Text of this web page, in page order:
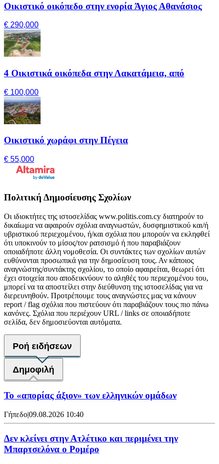
Οικιστικό οικόπεδο στην ενορία Άγιος Αθανάσιος
€ 290,000
4 Οικιστικά οικόπεδα στην Λακατάμεια, από
€ 100,000
Οικιστικό χωράφι στην Πέγεια
€ 55,000
Πολιτική Δημοσίευσης Σχολίων
Οι ιδιοκτήτες της ιστοσελίδας www.politis.com.cy διατηρούν το
δικαίωμα να αφαιρούν σχόλια αναγνωστών, δυσφημιστικού και/ή
υβριστικού περιεχομένου, ή/και σχόλια που μπορούν να εκληφθεί
ότι υποκινούν το μίσος/τον ρατσισμό ή που παραβιάζουν
οποιαδήποτε άλλη νομοθεσία. Οι συντάκτες των σχολίων αυτών
ευθύνονται προσωπικά για την δημοσίευση τους. Αν κάποιος
αναγνώστης/συντάκτης σχολίου, το οποίο αφαιρείται, θεωρεί ότι
έχει στοιχεία που αποδεικνύουν το αληθές του περιεχομένου του,
μπορεί να τα αποστείλει στην διεύθυνση της ιστοσελίδας για να
διερευνηθούν. Προτρέπουμε τους αναγνώστες μας να κάνουν
report / flag σχόλια που πιστεύουν ότι παραβιάζουν τους πιο πάνω
κανόνες. Σχόλια που περιέχουν URL / links σε οποιαδήποτε
σελίδα, δεν δημοσιεύονται αυτόματα.
Ροή ειδήσεων
Δημοφιλή
Το «απορίας άξιον» των ελληνικών ομάδων
Γήπεδο|09.08.2026 10:40
Δεν κλείνει στην Ατλέτικο και περιμένει την
Μπαρτσελόνα ο Ρομέρο